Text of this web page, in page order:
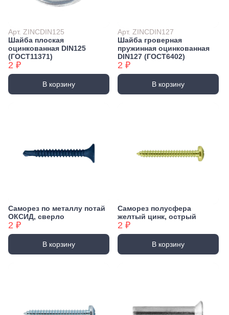
Арт. ZINCDIN125
Шайба плоская
оцинкованная DIN125
(ГОСТ11371)
2 ₽
В корзину
Арт. ZINCDIN127
Шайба гроверная
пружинная оцинкованная
DIN127 (ГОСТ6402)
2 ₽
В корзину
Саморез по металлу потай
ОКСИД, сверло
2 ₽
В корзину
Саморез полусфера
желтый цинк, острый
2 ₽
В корзину